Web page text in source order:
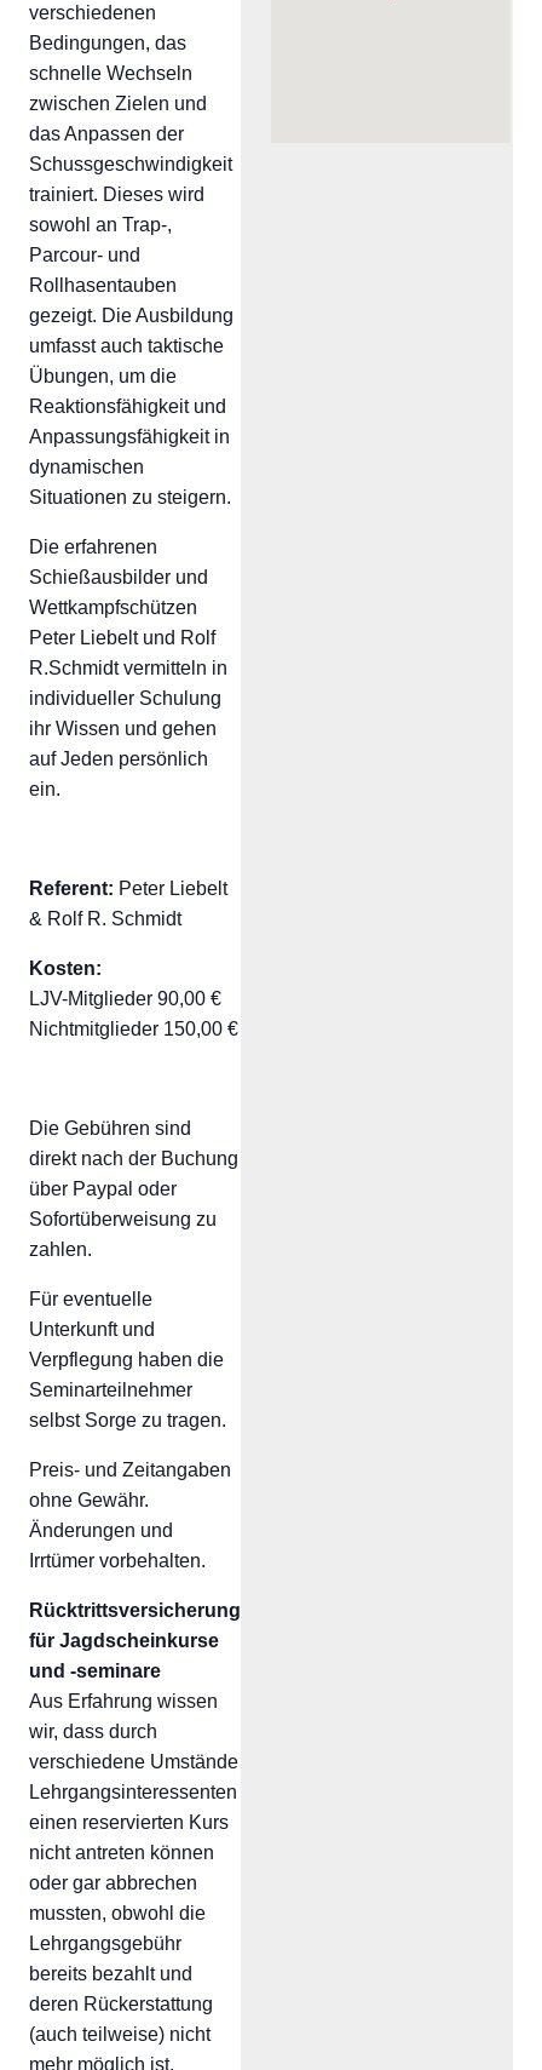
verschiedenen
Bedingungen, das
schnelle Wechseln
zwischen Zielen und
das Anpassen der
Schussgeschwindigkeit
trainiert. Dieses wird
sowohl an Trap-,
Parcour- und
Rollhasentauben
gezeigt. Die Ausbildung
umfasst auch taktische
Übungen, um die
Reaktionsfähigkeit und
Anpassungsfähigkeit in
dynamischen
Situationen zu steigern.
Die erfahrenen
Schießausbilder und
Wettkampfschützen
Peter Liebelt und Rolf
R.Schmidt vermitteln in
individueller Schulung
ihr Wissen und gehen
auf Jeden persönlich
ein.
Referent: Peter Liebelt
& Rolf R. Schmidt
Kosten:
LJV-Mitglieder 90,00 €
Nichtmitglieder 150,00 €
Die Gebühren sind
direkt nach der Buchung
über Paypal oder
Sofortüberweisung zu
zahlen.
Für eventuelle
Unterkunft und
Verpflegung haben die
Seminarteilnehmer
selbst Sorge zu tragen.
Preis- und Zeitangaben
ohne Gewähr.
Änderungen und
Irrtümer vorbehalten.
Rücktrittsversicherung
für Jagdscheinkurse
und -seminare
Aus Erfahrung wissen
wir, dass durch
verschiedene Umstände
Lehrgangsinteressenten
einen reservierten Kurs
nicht antreten können
oder gar abbrechen
mussten, obwohl die
Lehrgangsgebühr
bereits bezahlt und
deren Rückerstattung
(auch teilweise) nicht
mehr möglich ist.